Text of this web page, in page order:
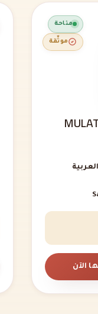
متاحة
موثّقة
الآن